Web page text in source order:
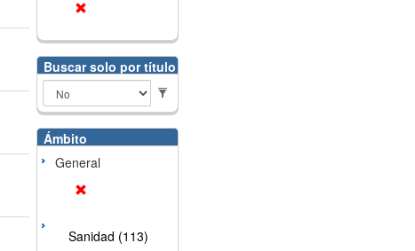
Buscar solo por título
Ámbito
General
Sanidad (113)